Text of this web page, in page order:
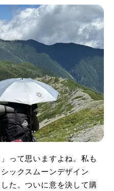
って思いますよね。私も
ックスムーンデザイン
た。ついに意を決して購